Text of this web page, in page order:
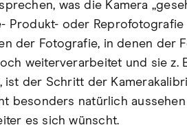
was die Kamera
Produkt- oder Reprofotografie
der Fotografie, in denen der
weiterverarbeitet und sie z.
ist der Schritt der
besonders natürlich aussehen
es sich wünscht.